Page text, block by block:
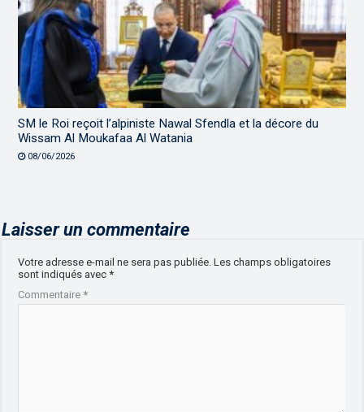
SM le Roi reçoit l’alpiniste Nawal Sfendla et la décore du
Wissam Al Moukafaa Al Watania
08/06/2026
Laisser un commentaire
Votre adresse e-mail ne sera pas publiée. Les champs obligatoires
sont indiqués avec*
Commentaire*